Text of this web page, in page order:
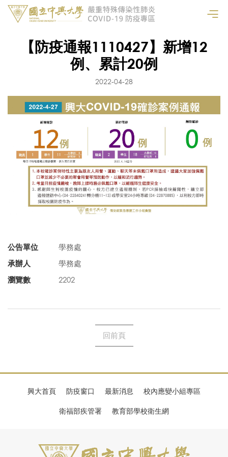
【防疫通報1110427】新增12
例、累計20例
2022-04-28
公告單位
學務處
承辦人
學務處
瀏覽數
2202
回前頁
興大首頁 防疫窗口 最新消息 校內應變小組專區
衛福部疾管署 教育部學校衛生網